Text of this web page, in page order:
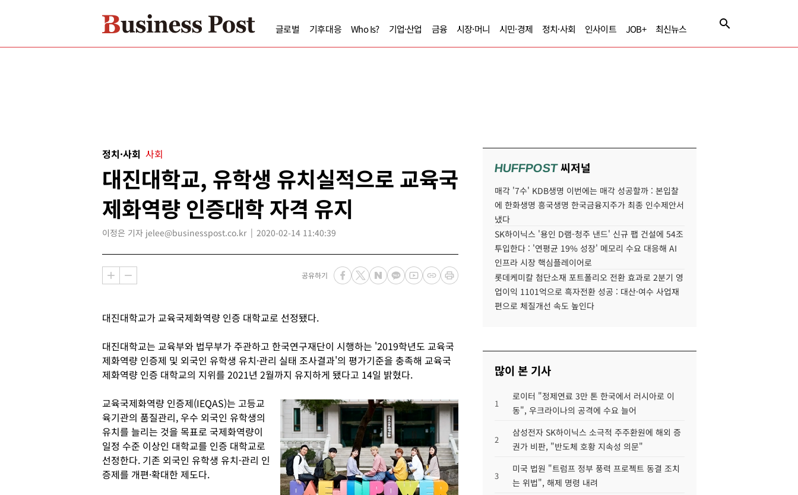
글로벌 기후대응 Who Is? 기업·산업 금융 시장·머니 시민·경제 정치·사회 인사이트 JOB+ 최신뉴스
정치·사회 사회
대진대학교, 유학생 유치실적으로 교육국
제화역량 인증대학 자격 유지
이정은 기자 jelee@businesspost.co.kr 2020-02-14 11:40:39
공유하기
대진대학교가 교육국제화역량 인증 대학교로 선정됐다.
대진대학교는 교육부와 법무부가 주관하고 한국연구재단이 시행하는 '2019학년도 교육국
제화역량 인증제 및 외국인 유학생 유치·관리 실태 조사결과'의 평가기준을 충족해 교육국
제화역량 인증 대학교의 지위를 2021년 2월까지 유지하게 됐다고 14일 밝혔다.
교육국제화역량 인증제(IEQAS)는 고등교
육기관의 품질관리, 우수 외국인 유학생의
유치를 늘리는 것을 목표로 국제화역량이
일정 수준 이상인 대학교를 인증 대학교로
선정한다. 기존 외국인 유학생 유치·관리 인
증제를 개편·확대한 제도다.
HUFFPOST씨저널
매각 '7수' KDB생명 이번에는 매각 성공할까 : 본입찰
에 한화생명 흥국생명 한국금융지주가 최종 인수제안서
냈다
SK하이닉스 '용인 D램-청주 낸드' 신규 팹 건설에 54조
투입한다 : '연평균 19% 성장' 메모리 수요 대응해 AI
인프라 시장 핵심플레이어로
롯데케미칼 첨단소재 포트폴리오 전환 효과로 2분기 영
업이익 1101억으로 흑자전환 성공 : 대산·여수 사업재
편으로 체질개선 속도 높인다
많이 본 기사
1
로이터 "정제연료 3만 톤 한국에서 러시아로 이
동", 우크라이나의 공격에 수요 늘어
2
삼성전자 SK하이닉스 소극적 주주환원에 해외 증
권가 비판, "반도체 호황 지속성 의문"
3
미국 법원 "트럼프 정부 풍력 프로젝트 동결 조치
는 위법", 해제 명령 내려